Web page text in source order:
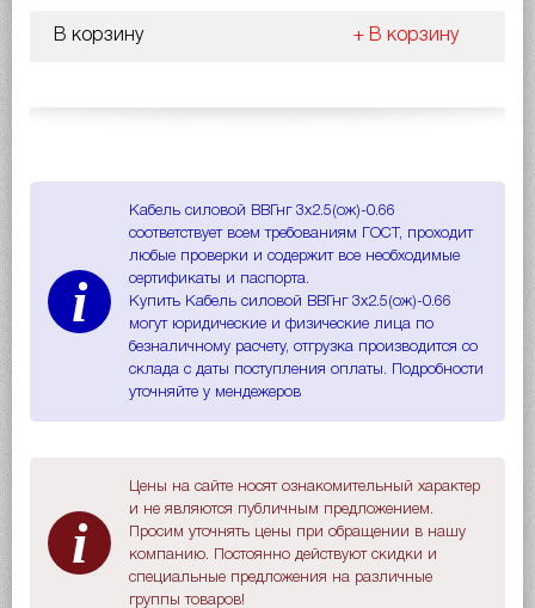
В корзину + В корзину
i
Кабель силовой ВВГнг 3х2.5(ож)-0.66
соответствует всем требованиям ГОСТ, проходит
любые проверки и содержит все необходимые
сертификаты и паспорта.
Купить Кабель силовой ВВГнг 3х2.5(ож)-0.66
могут юридические и физические лица по
безналичному расчету, отгрузка производится со
склада с даты поступления оплаты. Подробности
уточняйте у мендежеров
i
Цены на сайте носят ознакомительный характер
и не являются публичным предложением.
Просим уточнять цены при обращении в нашу
компанию. Постоянно действуют скидки и
специальные предложения на различные
группы товаров!